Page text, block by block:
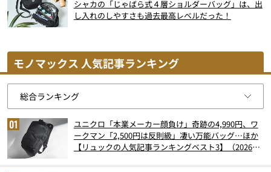
シャカの「じゃばら式４層ショルダーバッグ」は、出
し入れのしやすさも過去最高レベルだった！
モノマックス 人気記事ランキング
ユニクロ「本業メーカー顔負け」奇跡の4,990円、ワ
ークマン「2,500円は反則級」凄い万能バッグ…ほか
【リュックの人気記事ランキングベスト3】（2026年